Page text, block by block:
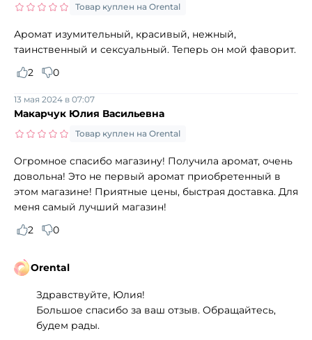
Товар куплен на Orental
Аромат изумительный, красивый, нежный,
таинственный и сексуальный. Теперь он мой фаворит.
2
0
Макарчук Юлия Васильевна
13 мая 2024 в 07:07
Товар куплен на Orental
Огромное спасибо магазину! Получила аромат, очень
довольна! Это не первый аромат приобретенный в
этом магазине! Приятные цены, быстрая доставка. Для
меня самый лучший магазин!
2
0
Orental
Здравствуйте, Юлия!
Большое спасибо за ваш отзыв. Обращайтесь,
будем рады.